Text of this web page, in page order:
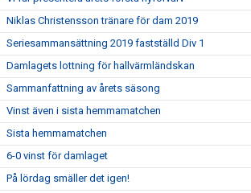
Niklas Christensson tränare för dam 2019
Seriesammansättning 2019 fastställd Div 1
Damlagets lottning för hallvärmländskan
Sammanfattning av årets säsong
Vinst även i sista hemmamatchen
Sista hemmamatchen
6-0 vinst för damlaget
På lördag smäller det igen!